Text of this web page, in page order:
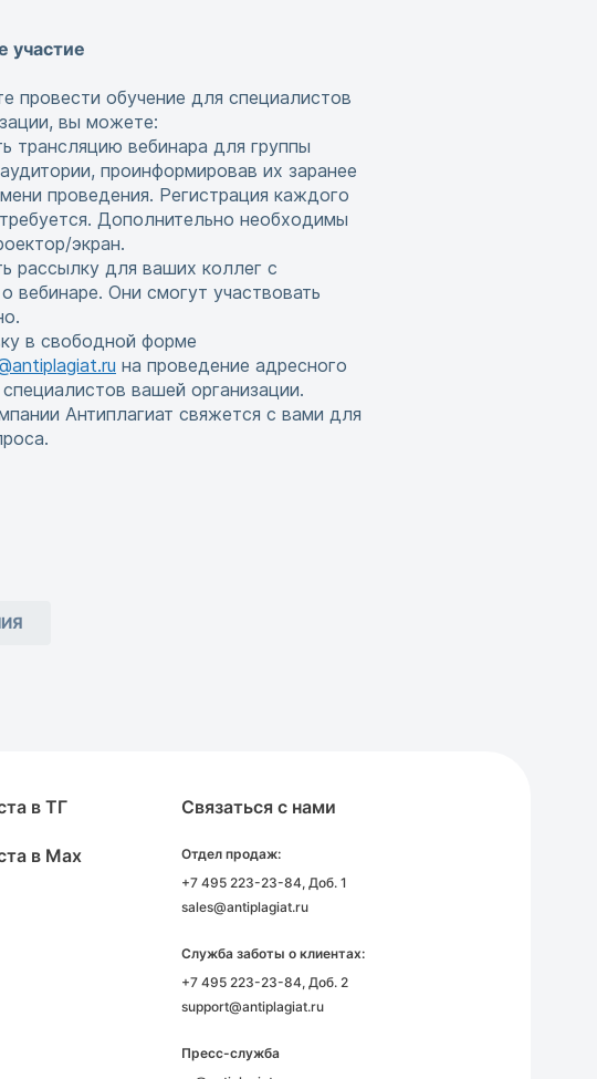
участие
провести обучение для специалистов
вы можете:
трансляцию вебинара для группы
проинформировав их заранее
проведения. Регистрация каждого
Дополнительно необходимы
экран.
рассылку для ваших коллег с
вебинаре. Они смогут участвовать
в свободной форме
на проведение адресного
вашей организации.
Антиплагиат свяжется с вами для
в ТГ
в Max
Связаться с нами
Отдел продаж:
+7 495 223-23-84, Доб. 1
sales@antiplagiat.ru
Служба заботы о клиентах:
+7 495 223-23-84, Доб. 2
support@antiplagiat.ru
Пресс-служба